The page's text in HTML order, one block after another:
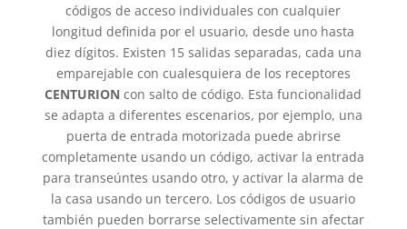
códigos de acceso individuales con cualquier
longitud definida por el usuario, desde uno hasta
diez dígitos. Existen 15 salidas separadas, cada una
emparejable con cualesquiera de los receptores
CENTURION con salto de código. Esta funcionalidad
se adapta a diferentes escenarios, por ejemplo, una
puerta de entrada motorizada puede abrirse
completamente usando un código, activar la entrada
para transeúntes usando otro, y activar la alarma de
la casa usando un tercero. Los códigos de usuario
también pueden borrarse selectivamente sin afectar